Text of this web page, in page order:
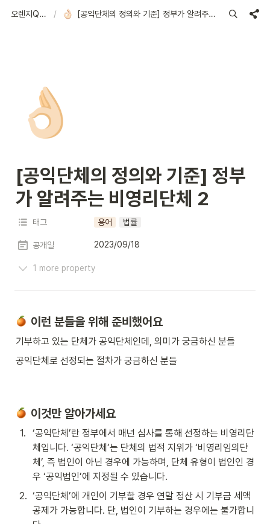
오렌지Q&A / [공익단체의 정의와 기준] 정부가 알려주는 비영리단체 2
👌🏻
[공익단체의 정의와 기준] 정부
가 알려주는 비영리단체 2
태그 용어 법률
공개일 2023/09/18
1 more property
이런 분들을 위해 준비했어요
기부하고 있는 단체가 공익단체인데, 의미가 궁금하신 분들
공익단체로 선정되는 절차가 궁금하신 분들
이것만 알아가세요
1.
‘공익단체’란 정부에서 매년 심사를 통해 선정하는 비영리단
체입니다. ‘공익단체’는 단체의 법적 지위가 ‘비영리임의단
체’, 즉 법인이 아닌 경우에 가능하며, 단체 유형이 법인인 경
우 ‘공익법인’에 지정될 수 있습니다.
2. ‘공익단체’에 개인이 기부할 경우 연말 정산 시 기부금 세액
공제가 가능합니다. 단, 법인이 기부하는 경우에는 불가합니